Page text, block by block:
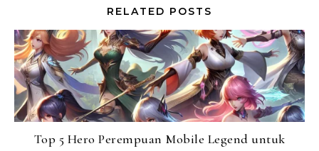
RELATED POSTS
Top 5 Hero Perempuan Mobile Legend untuk